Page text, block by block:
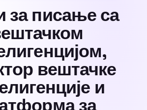
за писање са
вештачке
и